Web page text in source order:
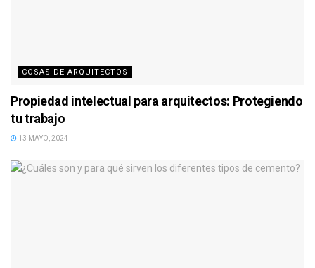
COSAS DE ARQUITECTOS
Propiedad intelectual para arquitectos: Protegiendo
tu trabajo
13 MAYO, 2024